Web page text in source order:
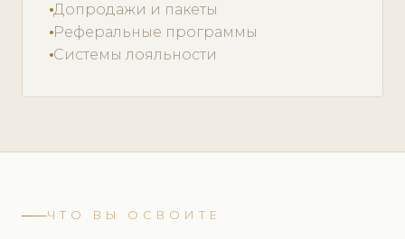
Допродажи и пакеты
Реферальные программы
Системы лояльности
ЧТО ВЫ ОСВОИТЕ